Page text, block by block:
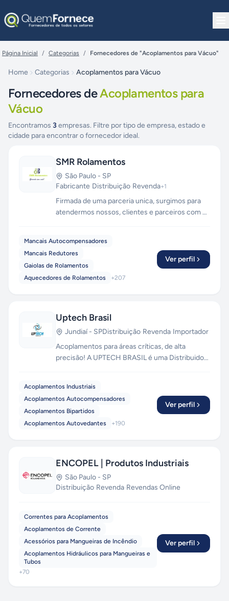
Página Inicial / Categorias / Fornecedores de "Acoplamentos para Vácuo"
Home Categorias Acoplamentos para Vácuo
Fornecedores deAcoplamentos para
Vácuo
Encontramos 3 empresas. Filtre por tipo de empresa, estado e
cidade para encontrar o fornecedor ideal.
SMR Rolamentos
São Paulo - SP
Fabricante·Distribuição·Revenda+1
Firmada de uma parceria unica, surgimos para
atendermos nossos, clientes e parceiros com o
promover maior qualidade no mercado de peças
de reposição para a industria.
Mancais Autocompensadores
Mancais Redutores
Gaiolas de Rolamentos
Aquecedores de Rolamentos
+207
Ver perfil
Uptech Brasil
Jundiaí- SPDistribuição·Revenda·Importador
Acoplamentos para áreas críticas, de alta
precisão! A UPTECH BRASIL é uma Distribuidora
estoque grande, com disponibilidade de envio
via aéreo, transportadoras, moto-express,
correios e retirada em loja física! Temos
produtos importados e nacionais, com garantia
Acoplamentos Industriais
Acoplamentos Autocompensadores
Acoplamentos Bipartidos
Acoplamentos Autovedantes
+190
Ver perfil
ENCOPEL | Produtos Industriais
São Paulo - SP
Distribuição·Revenda·Revendas Online
Correntes para Acoplamentos
Acoplamentos de Corrente
Acessórios para Mangueiras de Incêndio
Acoplamentos Hidráulicos para Mangueiras e
Tubos
+70
Ver perfil